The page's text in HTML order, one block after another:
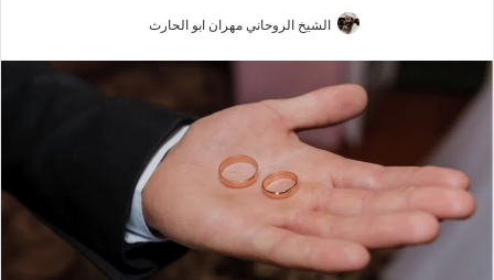
الشيخ الروحاني مهران ابو الحارث